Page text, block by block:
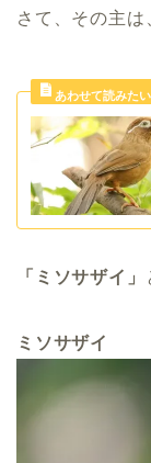
さて、その主は
「ミソサザイ」
ミソサザイ